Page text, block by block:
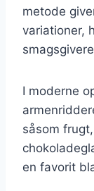
metode
variationer,
I moderne
såsom
en favorit